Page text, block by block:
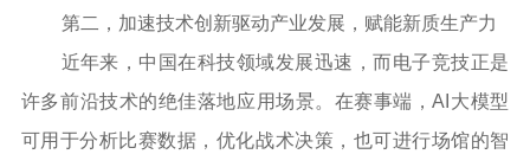
第二，加速技术创新驱动产业发展，赋能新质生产力
近年来，中国在科技领域发展迅速，而电子竞技正是
许多前沿技术的绝佳落地应用场景。在赛事端，AI大模型
可用于分析比赛数据，优化战术决策，也可进行场馆的智